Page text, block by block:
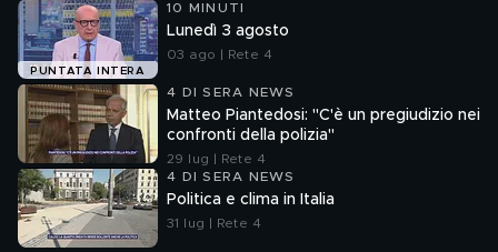
PUNTATA INTERA
10 MINUTI
Lunedì 3 agosto
03 ago | Rete 4
4 DI SERA NEWS
Matteo Piantedosi: "C'è un pregiudizio nei
confronti della polizia"
29 lug | Rete 4
4 DI SERA NEWS
Politica e clima in Italia
31 lug | Rete 4